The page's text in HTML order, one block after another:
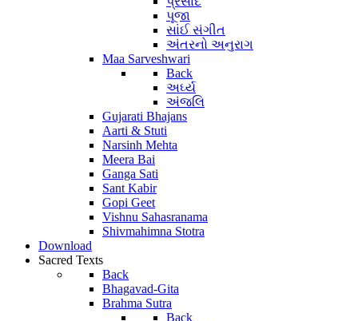
પૂજા
સાંઈ સંગીત
અંતરનો અનુરાગ
Maa Sarveshwari
Back
અર્ઘ્ય
અંજલિ
Gujarati Bhajans
Aarti & Stuti
Narsinh Mehta
Meera Bai
Ganga Sati
Sant Kabir
Gopi Geet
Vishnu Sahasranama
Shivmahimna Stotra
Download
Sacred Texts
Back
Bhagavad-Gita
Brahma Sutra
Back